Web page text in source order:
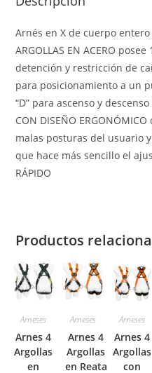
Arnés en X de cuerpo
ARGOLLAS EN ACERO
detención y restricción de
para posicionamiento a un
“D” para ascenso y
CON DISEÑO
malas posturas del usuario y
que hace más sencillo el
RÁPIDO
Productos
Arneses
Arnes 4
Argollas
en
Arneses
Arnes 4
Argollas
en Reata
Arneses
Arnes 4
Argollas
con